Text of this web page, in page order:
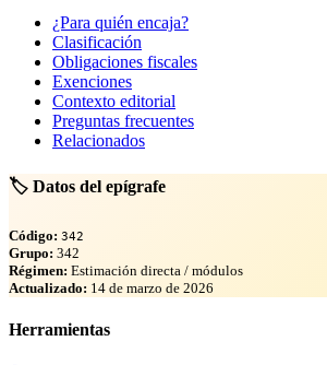
¿Para quién encaja?
Clasificación
Obligaciones fiscales
Exenciones
Contexto editorial
Preguntas frecuentes
Relacionados
🏷️ Datos del epígrafe
Código: 342
Grupo: 342
Régimen: Estimación directa / módulos
Actualizado: 14 de marzo de 2026
Herramientas